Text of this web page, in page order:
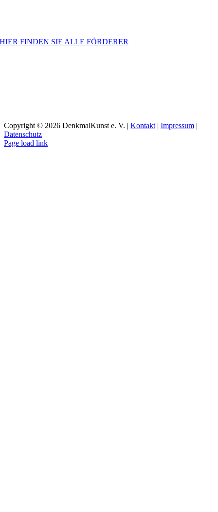
HIER FINDEN SIE ALLE FÖRDERER
Copyright © 2026 DenkmalKunst e. V. | Kontakt | Impressum |
Datenschutz
Facebook
Instagram
YouTube
Page load link